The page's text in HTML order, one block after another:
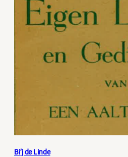
Bi’j de Linde